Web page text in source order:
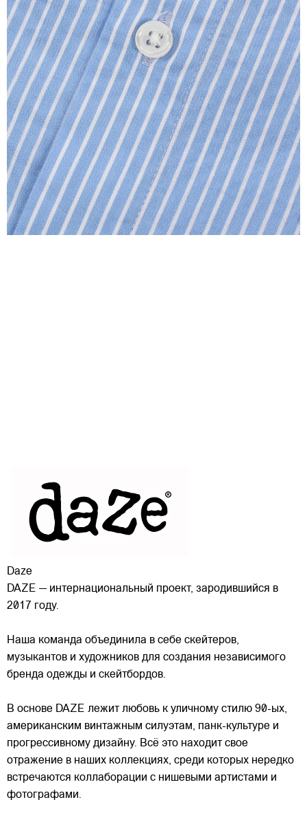
Daze
DAZE — интернациональный проект, зародившийся в
2017 году.
Наша команда объединила в себе скейтеров,
музыкантов и художников для создания независимого
бренда одежды и скейтбордов.
В основе DAZE лежит любовь к уличному стилю 90-ых,
американским винтажным силуэтам, панк-культуре и
прогрессивному дизайну. Всё это находит свое
отражение в наших коллекциях, среди которых нередко
встречаются коллаборации с нишевыми артистами и
фотографами.